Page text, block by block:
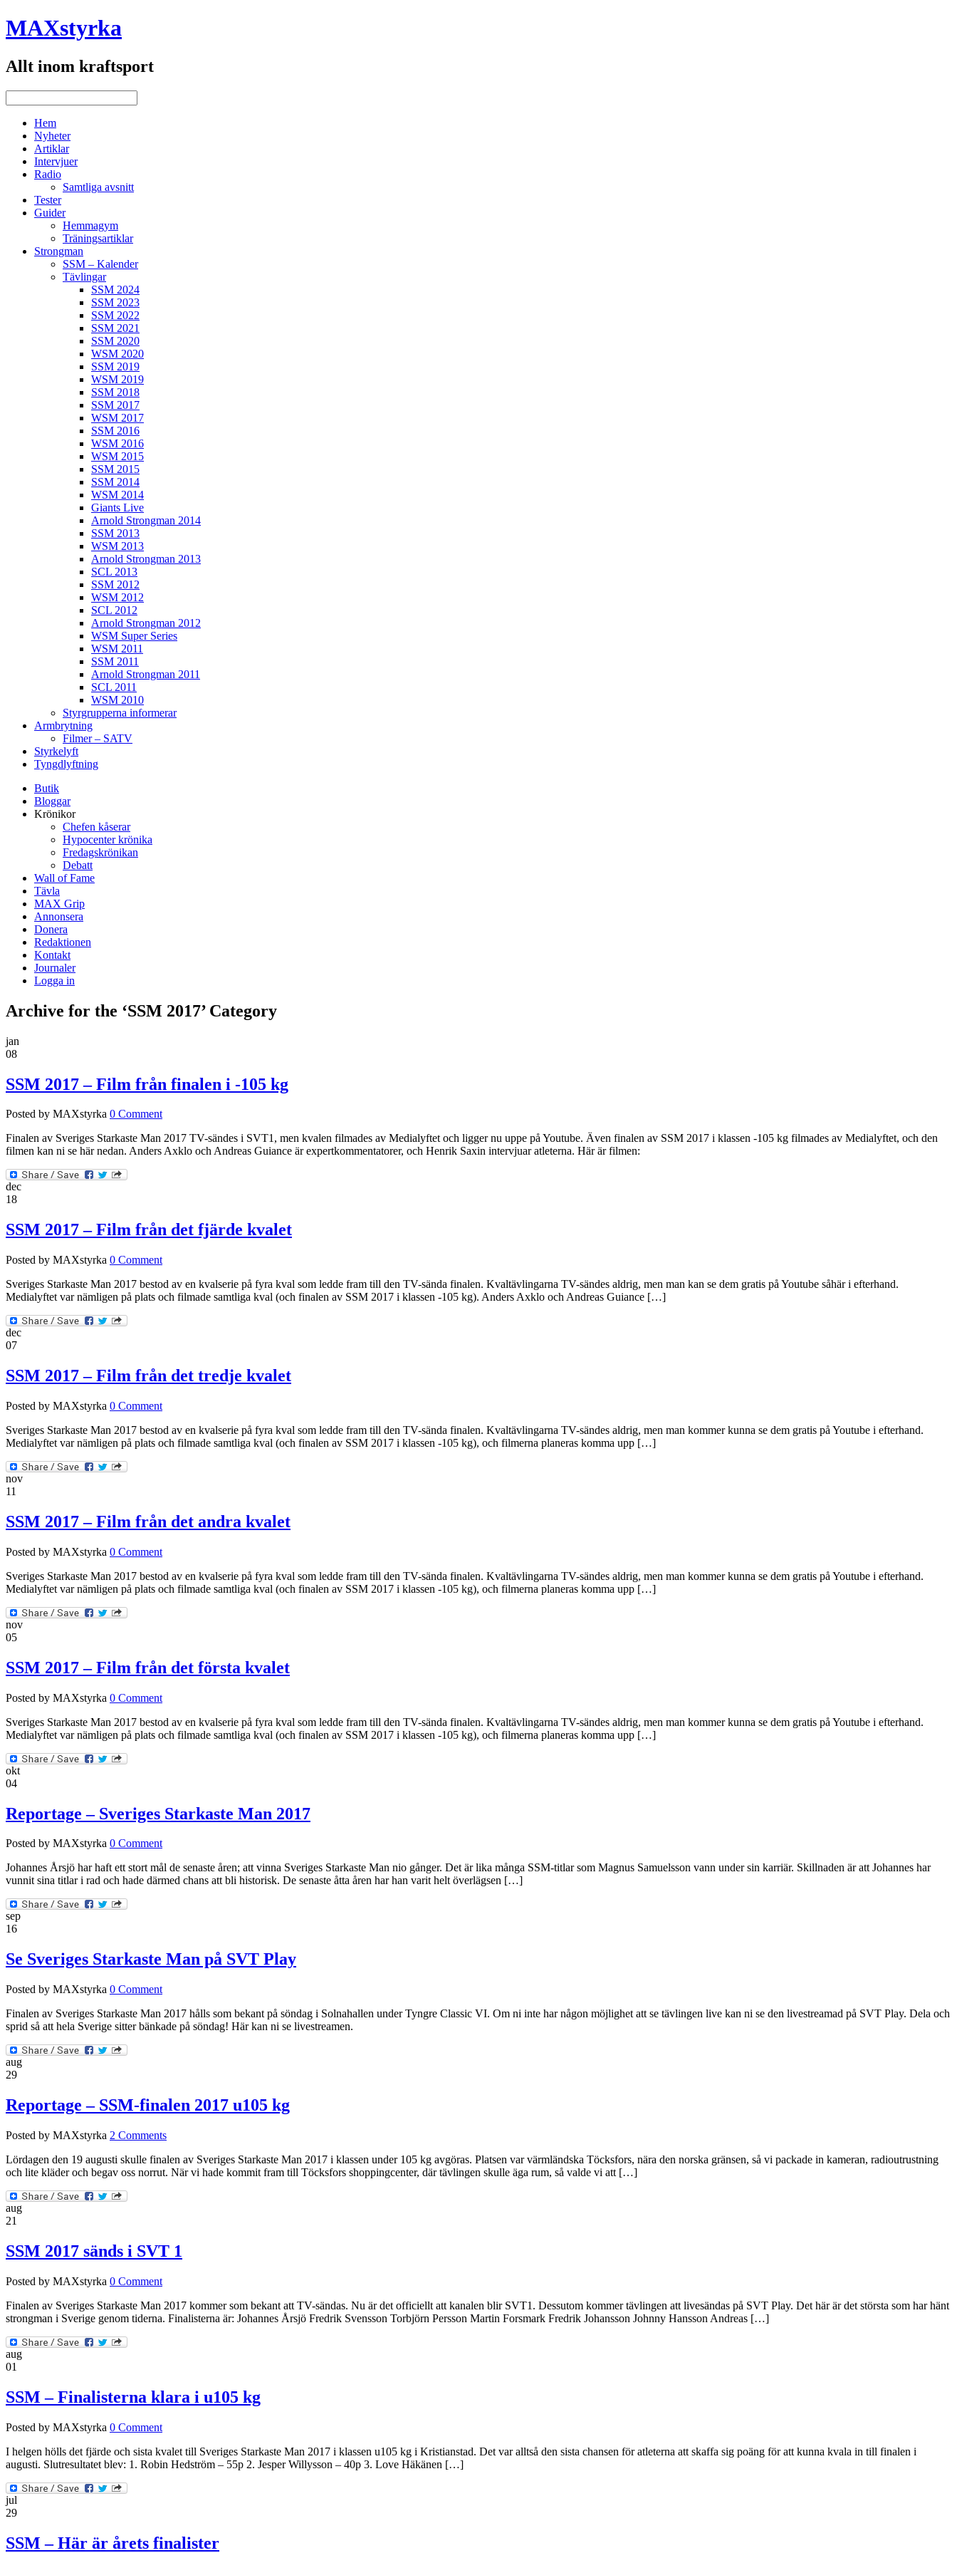
MAXstyrka
Allt inom kraftsport
Hem
Nyheter
Artiklar
Intervjuer
Radio
Samtliga avsnitt
Tester
Guider
Hemmagym
Träningsartiklar
Strongman
SSM – Kalender
Tävlingar
SSM 2024
SSM 2023
SSM 2022
SSM 2021
SSM 2020
WSM 2020
SSM 2019
WSM 2019
SSM 2018
SSM 2017
WSM 2017
SSM 2016
WSM 2016
WSM 2015
SSM 2015
SSM 2014
WSM 2014
Giants Live
Arnold Strongman 2014
SSM 2013
WSM 2013
Arnold Strongman 2013
SCL 2013
SSM 2012
WSM 2012
SCL 2012
Arnold Strongman 2012
WSM Super Series
WSM 2011
SSM 2011
Arnold Strongman 2011
SCL 2011
WSM 2010
Styrgrupperna informerar
Armbrytning
Filmer – SATV
Styrkelyft
Tyngdlyftning
Butik
Bloggar
Krönikor
Chefen kåserar
Hypocenter krönika
Fredagskrönikan
Debatt
Wall of Fame
Tävla
MAX Grip
Annonsera
Donera
Redaktionen
Kontakt
Journaler
Logga in
Archive for the ‘SSM 2017’ Category
jan
08
SSM 2017 – Film från finalen i -105 kg
Posted by MAXstyrka 0 Comment
Finalen av Sveriges Starkaste Man 2017 TV-sändes i SVT1, men kvalen filmades av Medialyftet och ligger nu uppe på Youtube. Även finalen av SSM 2017 i klassen -105 kg filmades av Medialyftet, och den
filmen kan ni se här nedan. Anders Axklo och Andreas Guiance är expertkommentatorer, och Henrik Saxin intervjuar atleterna. Här är filmen:
dec
18
SSM 2017 – Film från det fjärde kvalet
Posted by MAXstyrka 0 Comment
Sveriges Starkaste Man 2017 bestod av en kvalserie på fyra kval som ledde fram till den TV-sända finalen. Kvaltävlingarna TV-sändes aldrig, men man kan se dem gratis på Youtube såhär i efterhand.
Medialyftet var nämligen på plats och filmade samtliga kval (och finalen av SSM 2017 i klassen -105 kg). Anders Axklo och Andreas Guiance […]
dec
07
SSM 2017 – Film från det tredje kvalet
Posted by MAXstyrka 0 Comment
Sveriges Starkaste Man 2017 bestod av en kvalserie på fyra kval som ledde fram till den TV-sända finalen. Kvaltävlingarna TV-sändes aldrig, men man kommer kunna se dem gratis på Youtube i efterhand.
Medialyftet var nämligen på plats och filmade samtliga kval (och finalen av SSM 2017 i klassen -105 kg), och filmerna planeras komma upp […]
nov
11
SSM 2017 – Film från det andra kvalet
Posted by MAXstyrka 0 Comment
Sveriges Starkaste Man 2017 bestod av en kvalserie på fyra kval som ledde fram till den TV-sända finalen. Kvaltävlingarna TV-sändes aldrig, men man kommer kunna se dem gratis på Youtube i efterhand.
Medialyftet var nämligen på plats och filmade samtliga kval (och finalen av SSM 2017 i klassen -105 kg), och filmerna planeras komma upp […]
nov
05
SSM 2017 – Film från det första kvalet
Posted by MAXstyrka 0 Comment
Sveriges Starkaste Man 2017 bestod av en kvalserie på fyra kval som ledde fram till den TV-sända finalen. Kvaltävlingarna TV-sändes aldrig, men man kommer kunna se dem gratis på Youtube i efterhand.
Medialyftet var nämligen på plats och filmade samtliga kval (och finalen av SSM 2017 i klassen -105 kg), och filmerna planeras komma upp […]
okt
04
Reportage – Sveriges Starkaste Man 2017
Posted by MAXstyrka 0 Comment
Johannes Årsjö har haft ett stort mål de senaste åren; att vinna Sveriges Starkaste Man nio gånger. Det är lika många SSM-titlar som Magnus Samuelsson vann under sin karriär. Skillnaden är att Johannes har
vunnit sina titlar i rad och hade därmed chans att bli historisk. De senaste åtta åren har han varit helt överlägsen […]
sep
16
Se Sveriges Starkaste Man på SVT Play
Posted by MAXstyrka 0 Comment
Finalen av Sveriges Starkaste Man 2017 hålls som bekant på söndag i Solnahallen under Tyngre Classic VI. Om ni inte har någon möjlighet att se tävlingen live kan ni se den livestreamad på SVT Play. Dela och
sprid så att hela Sverige sitter bänkade på söndag! Här kan ni se livestreamen.
aug
29
Reportage – SSM-finalen 2017 u105 kg
Posted by MAXstyrka 2 Comments
Lördagen den 19 augusti skulle finalen av Sveriges Starkaste Man 2017 i klassen under 105 kg avgöras. Platsen var värmländska Töcksfors, nära den norska gränsen, så vi packade in kameran, radioutrustning
och lite kläder och begav oss norrut. När vi hade kommit fram till Töcksfors shoppingcenter, där tävlingen skulle äga rum, så valde vi att […]
aug
21
SSM 2017 sänds i SVT 1
Posted by MAXstyrka 0 Comment
Finalen av Sveriges Starkaste Man 2017 kommer som bekant att TV-sändas. Nu är det officiellt att kanalen blir SVT1. Dessutom kommer tävlingen att livesändas på SVT Play. Det här är det största som har hänt
strongman i Sverige genom tiderna. Finalisterna är: Johannes Årsjö Fredrik Svensson Torbjörn Persson Martin Forsmark Fredrik Johansson Johnny Hansson Andreas […]
aug
01
SSM – Finalisterna klara i u105 kg
Posted by MAXstyrka 0 Comment
I helgen hölls det fjärde och sista kvalet till Sveriges Starkaste Man 2017 i klassen u105 kg i Kristianstad. Det var alltså den sista chansen för atleterna att skaffa sig poäng för att kunna kvala in till finalen i
augusti. Slutresultatet blev: 1. Robin Hedström – 55p 2. Jesper Willysson – 40p 3. Love Häkänen […]
jul
29
SSM – Här är årets finalister